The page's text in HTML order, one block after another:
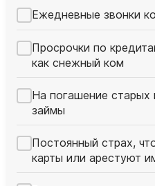
Ежедневные звонки
Просрочки по
как снежный ком
На погашение старых
займы
Постоянный страх,
карты или арестуют